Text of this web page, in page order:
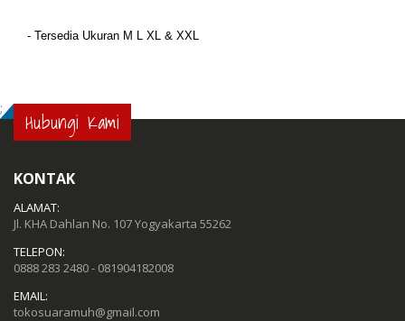
- Tersedia Ukuran M L XL & XXL
; Hubungi Kami
KONTAK
ALAMAT:
Jl. KHA Dahlan No. 107 Yogyakarta 55262
TELEPON:
0888 283 2480 - 081904182008
EMAIL:
tokosuaramuh@gmail.com